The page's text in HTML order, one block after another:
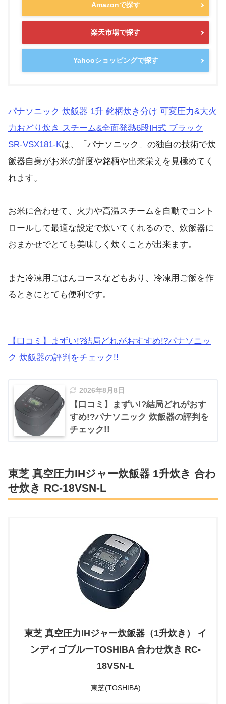
Amazonで探す
楽天市場で探す
Yahooショッピングで探す
パナソニック 炊飯器 1升 銘柄炊き分け 可変圧力&大火
力おどり炊き スチーム&全面発熱6段IH式 ブラック
SR-VSX181-Kは、「パナソニック」の独自の技術で炊
飯器自身がお米の鮮度や銘柄や出来栄えを見極めてく
れます。
お米に合わせて、火力や高温スチームを自動でコント
ロールして最適な設定で炊いてくれるので、炊飯器に
おまかせでとても美味しく炊くことが出来ます。
また冷凍用ごはんコースなどもあり、冷凍用ご飯を作
るときにとても便利です。
【口コミ】まずい!?結局どれがおすすめ!?パナソニッ
ク 炊飯器の評判をチェック!!
2026年8月8日
【口コミ】まずい!?結局どれがおす
すめ!?パナソニック 炊飯器の評判を
チェック!!
東芝 真空圧力IHジャー炊飯器 1升炊き 合わ
せ炊き RC-18VSN-L
東芝 真空圧力IHジャー炊飯器（1升炊き） イ
ンディゴブルーTOSHIBA 合わせ炊き RC-
18VSN-L
東芝(TOSHIBA)